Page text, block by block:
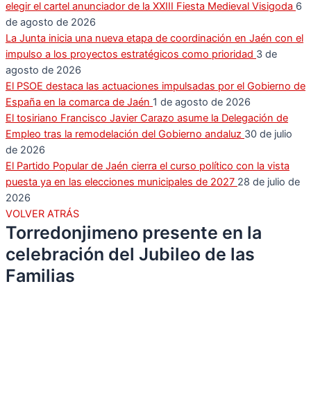
elegir el cartel anunciador de la XXIII Fiesta Medieval Visigoda 6
de agosto de 2026
La Junta inicia una nueva etapa de coordinación en Jaén con el
impulso a los proyectos estratégicos como prioridad 3 de
agosto de 2026
El PSOE destaca las actuaciones impulsadas por el Gobierno de
España en la comarca de Jaén 1 de agosto de 2026
El tosiriano Francisco Javier Carazo asume la Delegación de
Empleo tras la remodelación del Gobierno andaluz 30 de julio
de 2026
El Partido Popular de Jaén cierra el curso político con la vista
puesta ya en las elecciones municipales de 2027 28 de julio de
2026
VOLVER ATRÁS
Torredonjimeno presente en la
celebración del Jubileo de las
Familias